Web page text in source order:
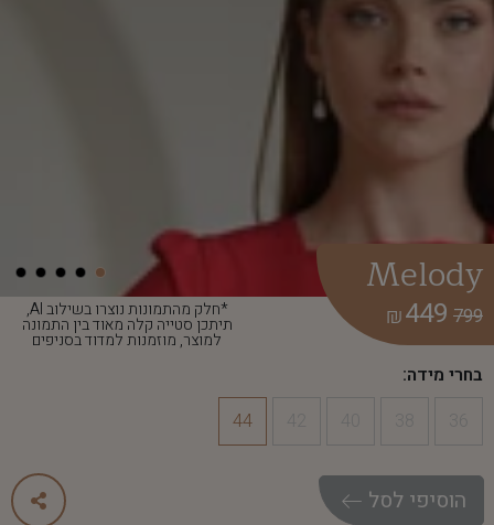
*חלק מהתמונות נוצרו בשילוב AI,
תיתכן סטייה קלה מאוד בין התמונה
למוצר, מוזמנות למדוד בסניפים
Melody
799
449
₪
בחרי מידה:
44
הוסיפי לסל